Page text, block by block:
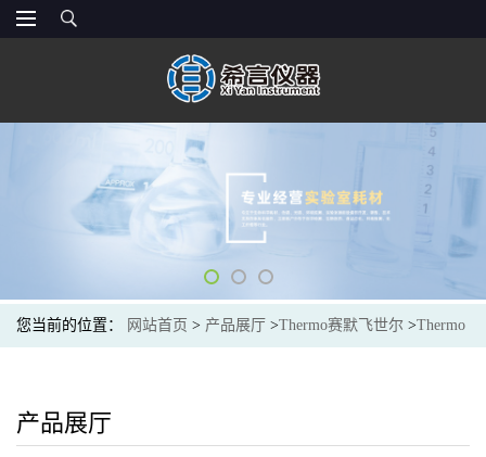
您当前的位置： 网站首页 > 产品展厅 >Thermo赛默飞世尔 >Thermo
CE认证 4641060N
产品展厅